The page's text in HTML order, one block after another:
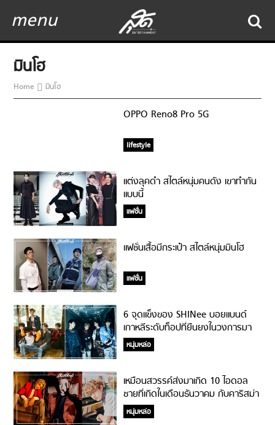
menu
มินโฮ
Home มินโฮ
OPPO Reno8 Pro 5G
lifestyle
แต่งลุคดำ สไตล์หนุ่มคนดัง เขาทำกัน
แบบนี้
แฟชั่น
แฟชั่นเสื้อมีกระเป๋า สไตล์หนุ่มมินโฮ
แฟชั่น
6 จุดแข็งของ SHINee บอยแบนด์
เกาหลีระดับท็อปที่ยืนยงในวงการมา
13 ปี
หนุ่มหล่อ
เหมือนสวรรค์ส่งมาเกิด 10 ไอดอล
ชายที่เกิดในเดือนธันวาคม กับคาริสม่า
สุดปังบนเวที!
หนุ่มหล่อ